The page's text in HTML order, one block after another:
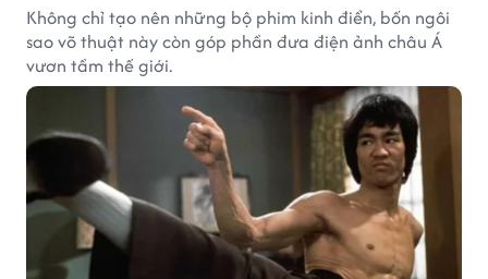
Không chỉ tạo nên những bộ phim kinh điển, bốn ngôi
sao võ thuật này còn góp phần đưa điện ảnh châu Á
vươn tầm thế giới.